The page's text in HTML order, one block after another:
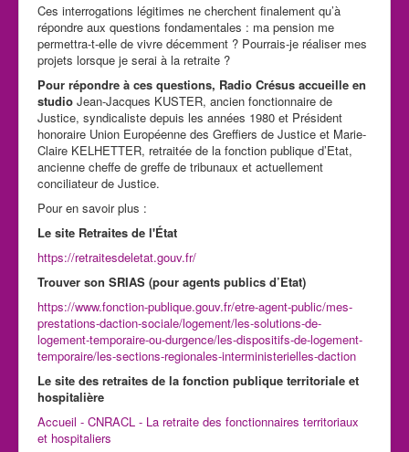
Ces interrogations légitimes ne cherchent finalement qu’à
répondre aux questions fondamentales : ma pension me
permettra-t-elle de vivre décemment ? Pourrais-je réaliser mes
projets lorsque je serai à la retraite ?
Pour répondre à ces questions, Radio Crésus accueille en
studio Jean-Jacques KUSTER, ancien fonctionnaire de
Justice, syndicaliste depuis les années 1980 et Président
honoraire Union Européenne des Greffiers de Justice et Marie-
Claire KELHETTER, retraitée de la fonction publique d’Etat,
ancienne cheffe de greffe de tribunaux et actuellement
conciliateur de Justice.
Pour en savoir plus :
Le site Retraites de l'État
https://retraitesdeletat.gouv.fr/
Trouver son SRIAS (pour agents publics d’Etat)
https://www.fonction-publique.gouv.fr/etre-agent-public/mes-
prestations-daction-sociale/logement/les-solutions-de-
logement-temporaire-ou-durgence/les-dispositifs-de-logement-
temporaire/les-sections-regionales-interministerielles-daction
Le site des retraites de la fonction publique territoriale et
hospitalière
Accueil - CNRACL - La retraite des fonctionnaires territoriaux
et hospitaliers